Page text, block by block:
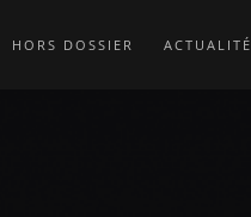
HORS DOSSIER